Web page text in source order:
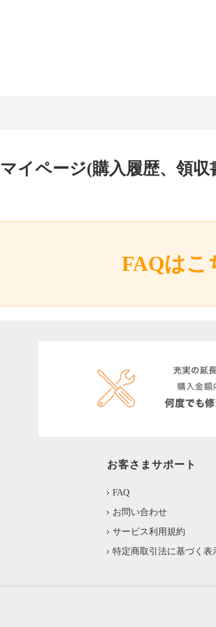
マイページ(購入履歴、領収
FAQはこ
お客さまサポート
FAQ
お問い合わせ
サービス利用規約
特定商取引法に基づく表